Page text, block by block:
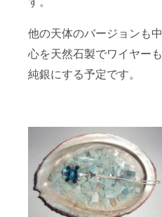
他の天体のバージョンも中
心を天然石製でワイヤーも
純銀にする予定です。